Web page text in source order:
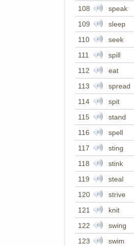
108
speak
109
sleep
110
seek
111
spill
112
eat
113
spread
114
spit
115
stand
116
spell
117
sting
118
stink
119
steal
120
strive
121
knit
122
swing
123
swim